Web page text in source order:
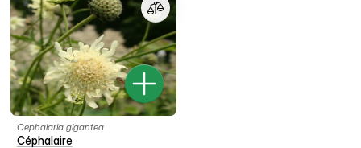
Cephalaria gigantea
Céphalaire